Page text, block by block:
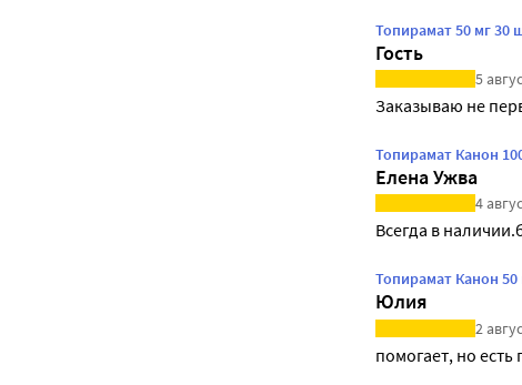
Топирамат 50 мг 30
Гость
5
Заказываю не
Топирамат Канон
Елена Ужва
4
Всегда в
Топирамат Канон
Юлия
2
помогает, но